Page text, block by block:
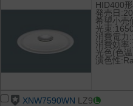
HID400
発売日
希望小売
光束
消費電力
消費効率
光色(色
演色性
XNW7590WN LZ9